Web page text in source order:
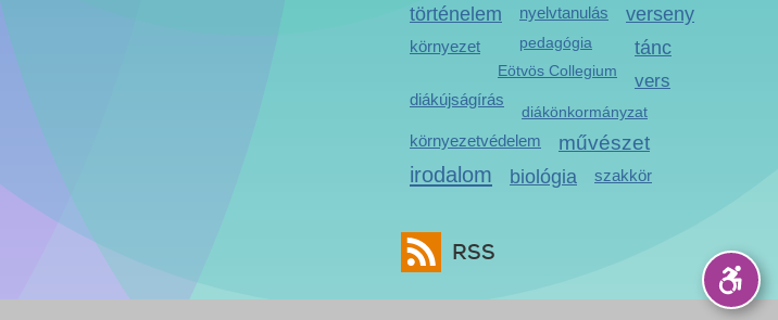
történelem nyelvtanulás verseny
pedagógia
környezet
Eötvös Collegium
diákújságírás
tánc
vers
diákönkormányzat
környezetvédelem művészet
irodalom biológia szakkör
RSS